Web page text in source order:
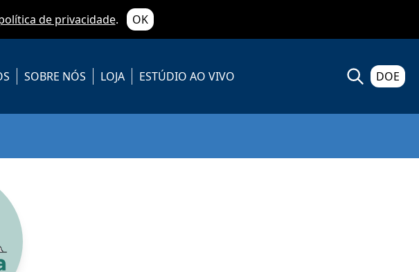
de privacidade. OK
SOBRE NÓS LOJA ESTÚDIO AO VIVO DOE